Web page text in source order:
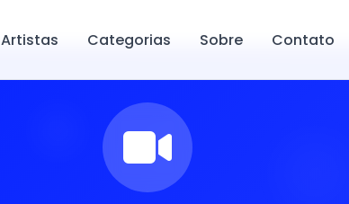
Artistas Categorias Sobre Contato